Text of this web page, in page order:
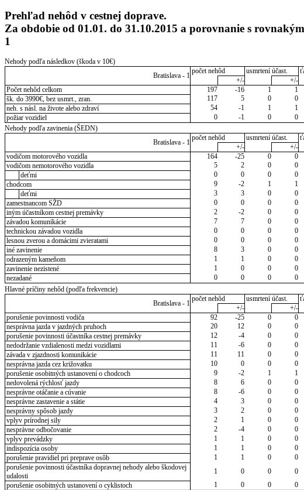
Prehľad nehôd v cestnej doprave.
Za obdobie od 01.01. do 31.10.2015 a porovnanie s
1
Nehody podľa následkov (škoda v 10€)
Bratislava - 1
počet nehôd usmrtení účast.
+/-
+/-
Počet nehôd celkom
197 -16 1 1
šk. do 3990€, bez usmrt., zran.
117 5 0 0
neh. s násl. na živote alebo zdraví
54 -1 1 1
požiar vozidiel
0 -1 0 0
Nehody podľa zavinenia (ŠEDN)
Bratislava - 1
počet nehôd usmrtení účast.
+/-
+/-
vodičom motorového vozidla
164 -25 0 0
vodičom nemotorového vozidla
5 2 0 0
deťmi
0 0 0 0
chodcom
9 -2 1 1
deťmi
3 3 0 0
zamestnancom SŽD
0 0 0 0
iným účastníkom cestnej premávky
2 -2 0 0
závadou komunikácie
7 7 0 0
technickou závadou vozidla
0 0 0 0
lesnou zverou a domácimi zvieratami
0 0 0 0
iné zavinenie
8 3 0 0
odrazeným kameňom
1 1 0 0
zavinenie nezistené
1 0 0 0
nezadané
0 0 0 0
Hlavné príčiny nehôd (podľa frekvencie)
Bratislava - 1
počet nehôd usmrtení účast.
+/-
+/-
porušenie povinnosti vodiča
92 -25 0 0
nesprávna jazda v jazdných pruhoch
20 12 0 0
porušenie povinnosti účastníka cestnej premávky
12 -4 0 0
nedodržanie vzdialenosti medzi vozidlami
11 -6 0 0
závada v zjazdnosti komunikácie
11 11 0 0
nesprávna jazda cez križovatku
10 0 0 0
porušenie osobitných ustanovení o chodcoch
9 -2 1 1
nedovolená rýchlosť jazdy
8 6 0 0
nesprávne otáčanie a cúvanie
8 -6 0 0
nesprávne zastavenie a státie
4 3 0 0
nesprávny spôsob jazdy
3 2 0 0
vplyv prírodnej sily
2 1 0 0
nesprávne odbočovanie
2 -4 0 0
vplyv prevádzky
1 1 0 0
indispozícia osoby
1 1 0 0
porušenie pravidiel pri preprave osôb
1 1 0 0
porušenie povinnosti účastníka dopravnej nehody alebo škodovej
udalosti
1 0 0 0
porušenie osobitných ustanovení o cyklistoch
1 0 0 0